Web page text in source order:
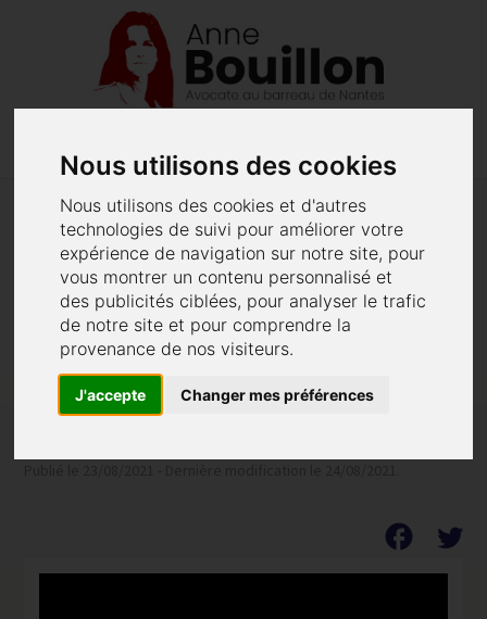
Nous utilisons des cookies
Nous utilisons des cookies et d'autres
technologies de suivi pour améliorer votre
expérience de navigation sur notre site, pour
vous montrer un contenu personnalisé et
des publicités ciblées, pour analyser le trafic
de notre site et pour comprendre la
provenance de nos visiteurs.
J'accepte Changer mes préférences
menu
Joséphine Baker au Panthéon : la
fierté de sa petite nièce Anne
Bouillon
Le président de la République a décidé
d'honorer l'artiste franco-américaine, qui sera la
première femme noire à reposer au Panthéon.
facebook